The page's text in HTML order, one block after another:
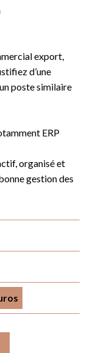
export,
d’une
poste similaire
ERP
organisé et
gestion des